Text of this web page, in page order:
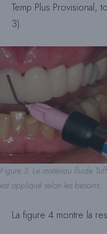
Temp Plus Provisional,
3).
Figure 3. Le matériau fluide
est appliqué selon les besoins.
La figure 4 montre la